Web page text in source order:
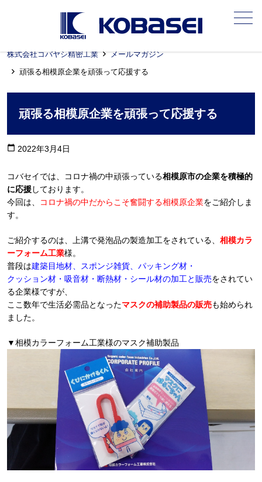
メニュー
株式会社コバヤシ精密工業
メールマガジン
頑張る相模原企業を頑張って応援する
頑張る相模原企業を頑張って応援する
calendar_today 2022年3月4日
コバセイでは、コロナ禍の中頑張っている相模原市の企業を積極的
に応援しております。
今回は、
コロナ禍の中だからこそ奮闘する相模原企業をご紹介しま
す。
ご紹介するのは、上溝で発泡品の製造加工をされている、 相模カラ
ーフォーム工業様。
普段は建築目地材、スポンジ雑貨、パッキング材・
クッション材・吸音材・断熱材・シール材の加工と販売をされてい
る企業様ですが、
ここ数年で生活必需品となったマスクの補助製品の販売も始められ
ました。
▼相模カラーフォーム工業様のマスク補助製品